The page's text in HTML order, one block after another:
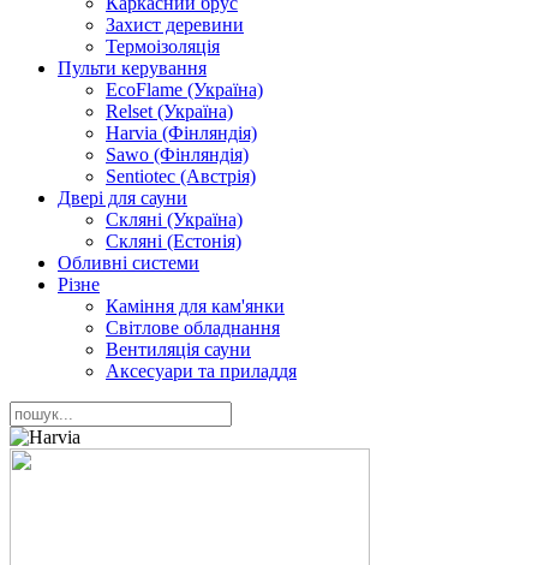
Захист деревини
Термоізоляція
Пульти керування
EcoFlame (Україна)
Relset (Україна)
Harvia (Фінляндія)
Sawo (Фінляндія)
Sentiotec (Австрія)
Двері для сауни
Скляні (Україна)
Скляні (Естонія)
Обливні системи
Різне
Каміння для кам'янки
Світлове обладнання
Вентиляція сауни
Аксесуари та приладдя